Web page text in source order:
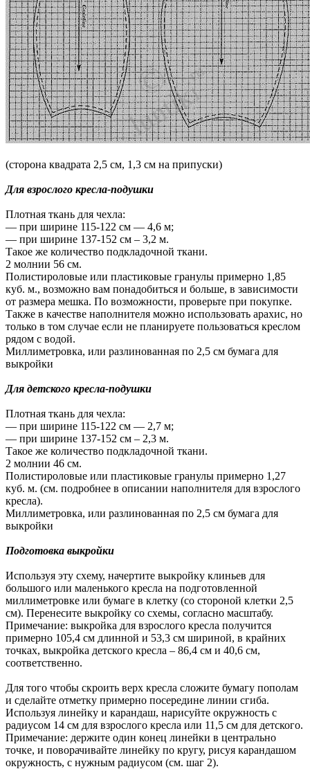
(сторона квадрата 2,5 см, 1,3 см на припуски)
Для взрослого кресла-подушки
Плотная ткань для чехла:
— при ширине 115-122 см — 4,6 м;
— при ширине 137-152 см – 3,2 м.
Такое же количество подкладочной ткани.
2 молнии 56 см.
Полистироловые или пластиковые гранулы примерно 1,85
куб. м., возможно вам понадобиться и больше, в зависимости
от размера мешка. По возможности, проверьте при покупке.
Также в качестве наполнителя можно использовать арахис, но
только в том случае если не планируете пользоваться креслом
рядом с водой.
Миллиметровка, или разлинованная по 2,5 см бумага для
выкройки
Для детского кресла-подушки
Плотная ткань для чехла:
— при ширине 115-122 см — 2,7 м;
— при ширине 137-152 см – 2,3 м.
Такое же количество подкладочной ткани.
2 молнии 46 см.
Полистироловые или пластиковые гранулы примерно 1,27
куб. м. (см. подробнее в описании наполнителя для взрослого
кресла).
Миллиметровка, или разлинованная по 2,5 см бумага для
выкройки
Подготовка выкройки
Используя эту схему, начертите выкройку клиньев для
большого или маленького кресла на подготовленной
миллиметровке или бумаге в клетку (со стороной клетки 2,5
см). Перенесите выкройку со схемы, согласно масштабу.
Примечание: выкройка для взрослого кресла получится
примерно 105,4 см длинной и 53,3 см шириной, в крайних
точках, выкройка детского кресла – 86,4 см и 40,6 см,
соответственно.
Для того чтобы скроить верх кресла сложите бумагу пополам
и сделайте отметку примерно посередине линии сгиба.
Используя линейку и карандаш, нарисуйте окружность с
радиусом 14 см для взрослого кресла или 11,5 см для детского.
Примечание: держите один конец линейки в центрально
точке, и поворачивайте линейку по кругу, рисуя карандашом
окружность, с нужным радиусом (см. шаг 2).